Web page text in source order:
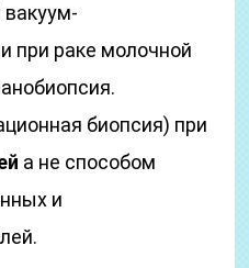
вакуум-
при раке молочной
биопсия) при
а не способом
и